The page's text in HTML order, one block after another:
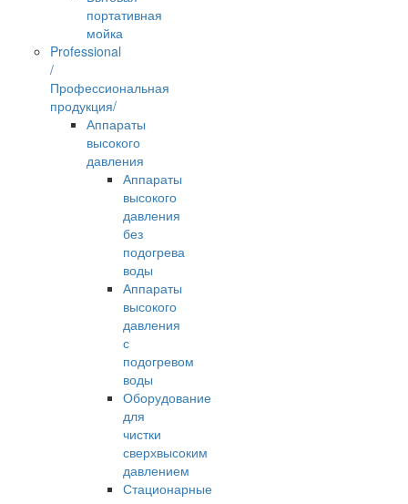
портативная
мойка
Professional
/
Профессиональная
продукция/
Аппараты
высокого
давления
Аппараты
высокого
давления
без
подогрева
воды
Аппараты
высокого
давления
с
подогревом
воды
Оборудование
для
чистки
сверхвысоким
давлением
Стационарные